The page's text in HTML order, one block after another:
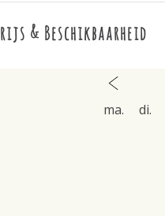
& Beschikbaarheid
ma.
di.